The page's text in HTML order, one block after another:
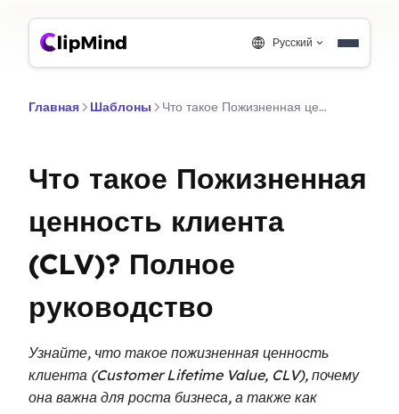
Русский
Главная Шаблоны Что такое Пожизненная ценность клиента (CLV)? Полное руководство
Что такое Пожизненная
ценность клиента
(CLV)? Полное
руководство
Узнайте, что такое пожизненная ценность
клиента (Customer Lifetime Value, CLV), почему
она важна для роста бизнеса, а также как